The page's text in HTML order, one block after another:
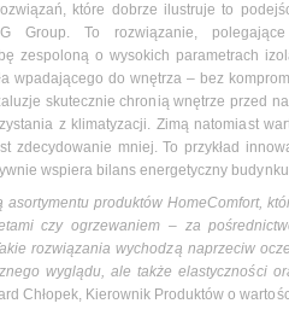
które dobrze ilustruje to
Group. To rozwiązanie,
zespoloną o wysokich parametrach
wpadającego do wnętrza – bez
skutecznie chronią wnętrze przed
z klimatyzacji. Zimą natomiast
zdecydowanie mniej. To przykład
wspiera bilans energetyczny budynku
asortymentu produktów HomeComfort,
czy ogrzewaniem – za
rozwiązania wychodzą naprzeciw
wyglądu, ale także elastyczności
Chłopek, Kierownik Produktów o